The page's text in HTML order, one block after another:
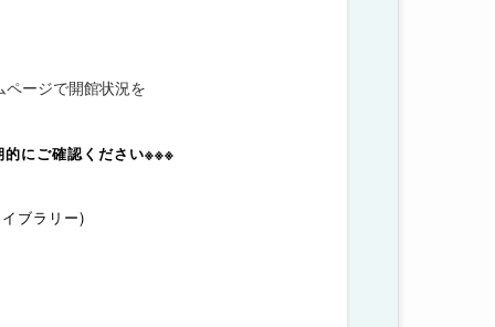
ージで開館状況を
にご確認ください※※※
ブラリー)